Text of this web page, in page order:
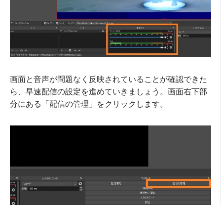
画面と音声が問題なく反映されていることが確認できた
ら、早速配信の設定を進めていきましょう。画面右下部
分にある「配信の管理」をクリックします。